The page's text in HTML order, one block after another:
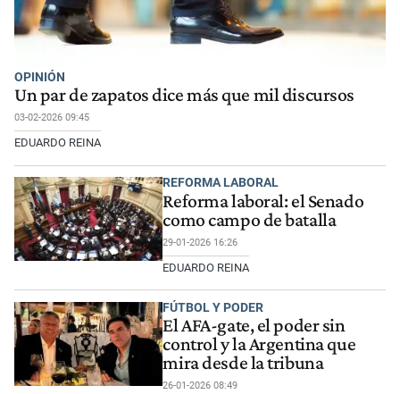
OPINIÓN
Un par de zapatos dice más que mil discursos
03-02-2026 09:45
EDUARDO REINA
REFORMA LABORAL
Reforma laboral: el Senado
como campo de batalla
29-01-2026 16:26
EDUARDO REINA
FÚTBOL Y PODER
El AFA-gate, el poder sin
control y la Argentina que
mira desde la tribuna
26-01-2026 08:49